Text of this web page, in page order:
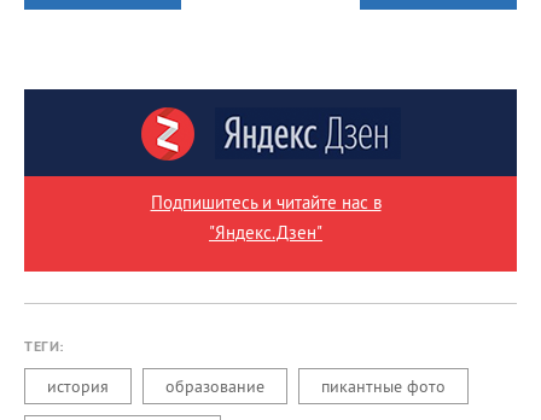
Подпишитесь и читайте нас в
"Яндекс.Дзен"
ТЕГИ:
история образование пикантные фото